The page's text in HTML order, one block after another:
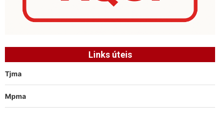
Links úteis
Tjma
Mpma